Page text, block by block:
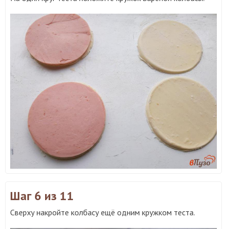
Шаг 6 из 11
Сверху накройте колбасу ещё одним кружком теста.